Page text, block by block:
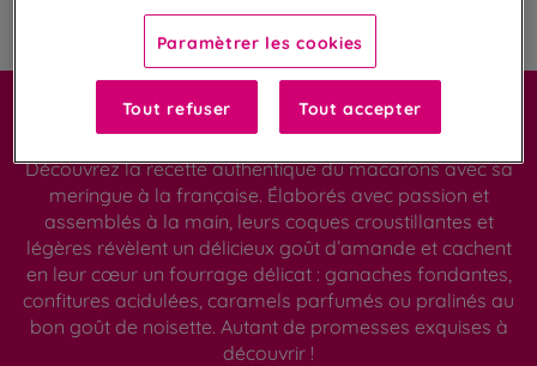
Fabriqué en France
Carrément macaron !
Découvrez la recette authentique du macarons avec sa
meringue à la française. Élaborés avec passion et
assemblés à la main, leurs coques croustillantes et
légères révèlent un délicieux goût d’amande et cachent
en leur cœur un fourrage délicat : ganaches fondantes,
confitures acidulées, caramels parfumés ou pralinés au
bon goût de noisette. Autant de promesses exquises à
découvrir !
Paramètrer les cookies
Tout refuser Tout accepter